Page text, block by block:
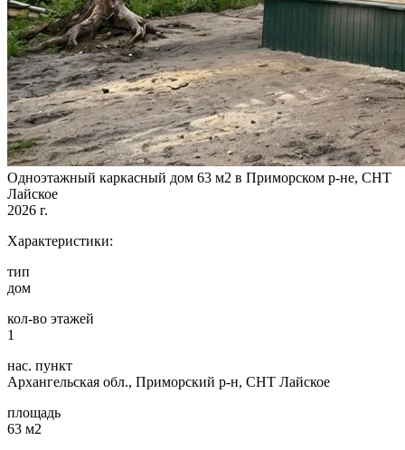
Одноэтажный каркасный дом 63 м2 в Приморском р-не, СНТ
Лайское
2026 г.
Характеристики:
тип
дом
кол-во этажей
1
нас. пункт
Архангельская обл., Приморский р-н, СНТ Лайское
площадь
63 м2